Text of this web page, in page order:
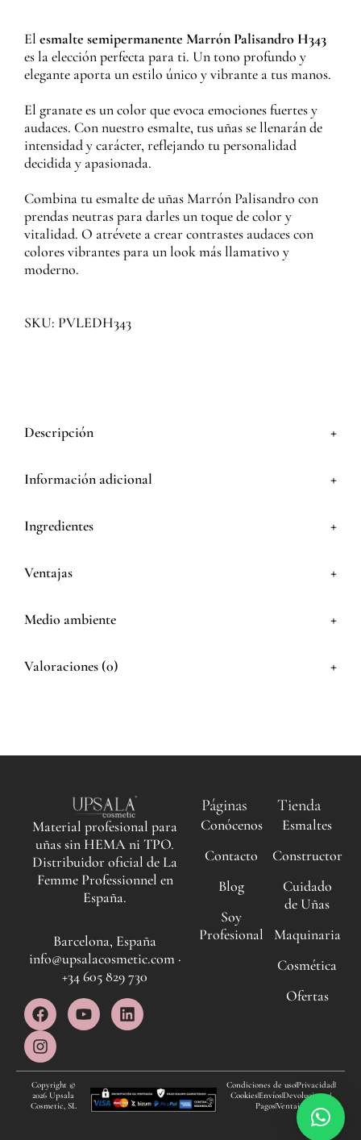
El esmalte semipermanente Marrón Palisandro H343
es la elección perfecta para ti. Un tono profundo y
elegante aporta un estilo único y vibrante a tus manos.
El granate es un color que evoca emociones fuertes y
audaces. Con nuestro esmalte, tus uñas se llenarán de
intensidad y carácter, reflejando tu personalidad
decidida y apasionada.
Combina tu esmalte de uñas Marrón Palisandro con
prendas neutras para darles un toque de color y
vitalidad. O atrévete a crear contrastes audaces con
colores vibrantes para un look más llamativo y
moderno.
SKU: PVLEDH343
Descripción +
Información adicional +
Ingredientes +
Ventajas +
Medio ambiente +
Valoraciones (0) +
Material profesional para
uñas sin HEMA ni TPO.
Distribuidor oficial de La
Femme Professionnel en
España.
Barcelona, España
info@upsalacosmetic.com ·
+34 605 829 730
F
a
c
e
b
o
o
Y
o
u
b
L
i
e
d
i
n
I
n
s
t
a
g
r
Páginas
Conócenos
Contacto
Blog
Soy
Profesional
Tienda
Esmaltes
Constructor
Cuidado
de Uñas
Maquinaria
Cosmética
Ofertas
Copyright ©
2026 Upsala
Cosmetic, SL
Condiciones de usoPrivacidad
CookiesEnvíosDevoluciones
PagosVentajas